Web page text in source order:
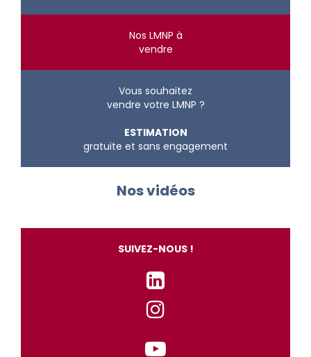
Nos LMNP à
vendre
Vous souhaitez
vendre votre LMNP ?
ESTIMATION
gratuite et sans engagement
Nos vidéos
SUIVEZ-NOUS !